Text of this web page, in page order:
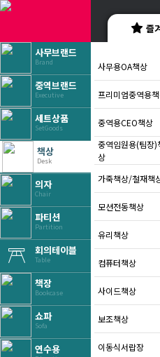
사무브랜드
Brand
중역브랜드
Executive
세트상품
SetGoods
책상
Desk
의자
Chair
파티션
Partition
회의테이블
Table
책장
Bookcase
쇼파
Sofa
연수용
사무용OA책상
프리미엄중역용
중역용CEO책상
중역임원용(팀장)
상
가죽책상/철재책
모션전동책상
유리책상
컴퓨터책상
사이드책상
보조책상
이동식서랍장
즐
YES BRAND
베스트 브랜드